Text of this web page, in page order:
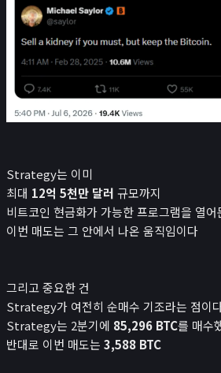
Strategy는 이미
최대 12억 5천만 달러 규모까지
비트코인 현금화가 가능한 프로그램을 열어
이번 매도는 그 안에서 나온 움직임이다
그리고 중요한 건
Strategy가 여전히 순매수 기조라는 점이
Strategy는 2분기에 85,296 BTC를 매수
반대로 이번 매도는 3,588 BTC